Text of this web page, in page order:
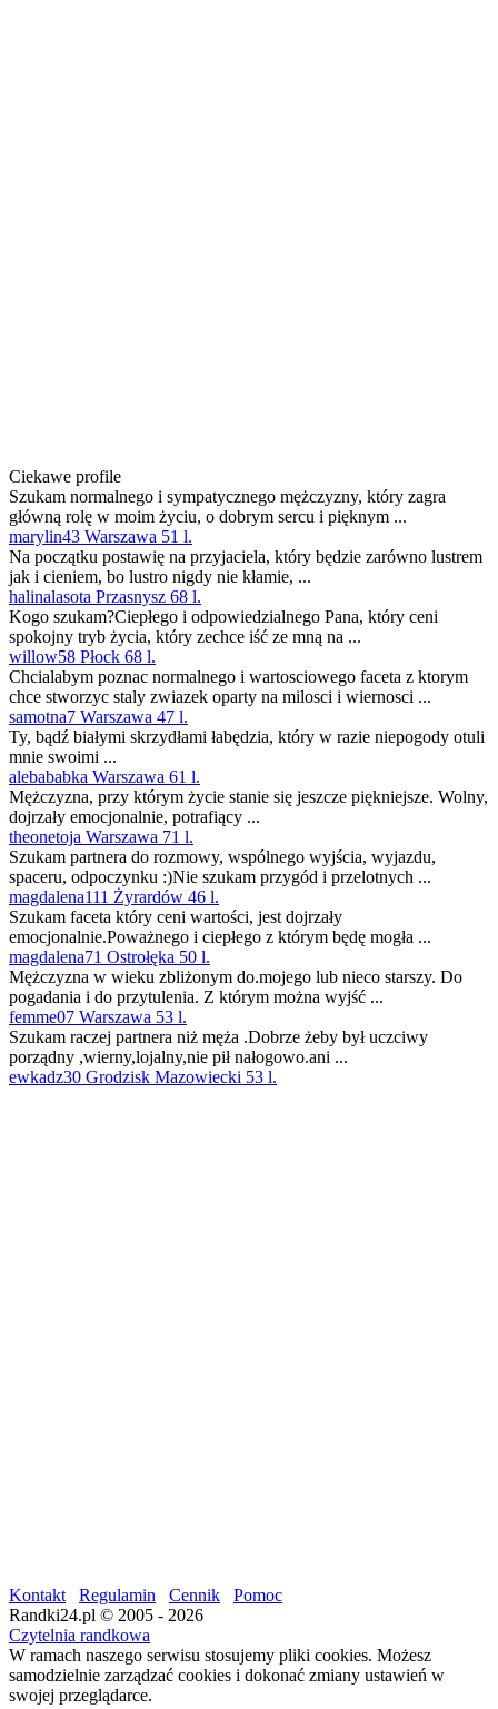
Ciekawe profile
Szukam normalnego i sympatycznego mężczyzny, który zagra
główną rolę w moim życiu, o dobrym sercu i pięknym ...
marylin43 Warszawa 51 l.
Na początku postawię na przyjaciela, który będzie zarówno lustrem
jak i cieniem, bo lustro nigdy nie kłamie, ...
halinalasota Przasnysz 68 l.
Kogo szukam?Ciepłego i odpowiedzialnego Pana, który ceni
spokojny tryb życia, który zechce iść ze mną na ...
willow58 Płock 68 l.
Chcialabym poznac normalnego i wartosciowego faceta z ktorym
chce stworzyc staly zwiazek oparty na milosci i wiernosci ...
samotna7 Warszawa 47 l.
Ty, bądź białymi skrzydłami łabędzia, który w razie niepogody otuli
mnie swoimi ...
alebababka Warszawa 61 l.
Mężczyzna, przy którym życie stanie się jeszcze piękniejsze. Wolny,
dojrzały emocjonalnie, potrafiący ...
theonetoja Warszawa 71 l.
Szukam partnera do rozmowy, wspólnego wyjścia, wyjazdu,
spaceru, odpoczynku :)Nie szukam przygód i przelotnych ...
magdalena111 Żyrardów 46 l.
Szukam faceta który ceni wartości, jest dojrzały
emocjonalnie.Poważnego i ciepłego z którym będę mogła ...
magdalena71 Ostrołęka 50 l.
Mężczyzna w wieku zbliżonym do.mojego lub nieco starszy. Do
pogadania i do przytulenia. Z którym można wyjść ...
femme07 Warszawa 53 l.
Szukam raczej partnera niż męża .Dobrze żeby był uczciwy
porządny ,wierny,lojalny,nie pił nałogowo.ani ...
ewkadz30 Grodzisk Mazowiecki 53 l.
Kontakt Regulamin Cennik
Pomoc
Randki24.pl © 2005 - 2026
Czytelnia randkowa
W ramach naszego serwisu stosujemy pliki cookies. Możesz
samodzielnie zarządzać cookies i dokonać zmiany ustawień w
swojej przeglądarce.